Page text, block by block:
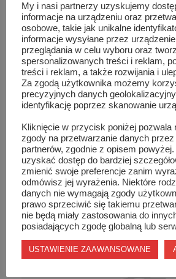
„Piękna i bestia” w szydłowieckim
My i nasi partnerzy uzyskujemy
informacje na urządzeniu oraz
osobowe, takie jak unikalne
informacje wysyłane przez
przeglądania w celu wyboru oraz
spersonalizowanych treści i reklam,
treści i reklam, a także rozwijania i
Za zgodą użytkownika możemy
precyzyjnych danych
identyfikację poprzez skanowanie
Kliknięcie w przycisk poniżej pozwala
zgody na przetwarzanie danych
partnerów, zgodnie z opisem
uzyskać dostęp do bardziej
zmienić swoje preferencje zanim
odmówisz jej wyrażenia. Niektóre
danych nie wymagają zgody
prawo sprzeciwić się takiemu
nie będą miały zastosowania do
posiadających zgodę globalną lub
USTAWIENIE ZAAWANSOWANE